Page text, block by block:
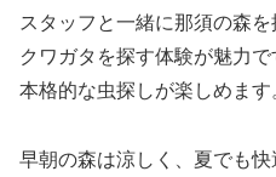
スタッフと一緒に那須の森
クワガタを探す体験が魅力
本格的な虫探しが楽しめます
早朝の森は涼しく、夏でも